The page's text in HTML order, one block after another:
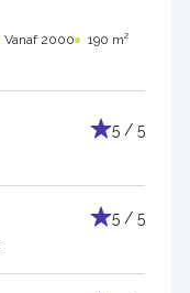
Vanaf 2000
190 m²
5 / 5
5 / 5